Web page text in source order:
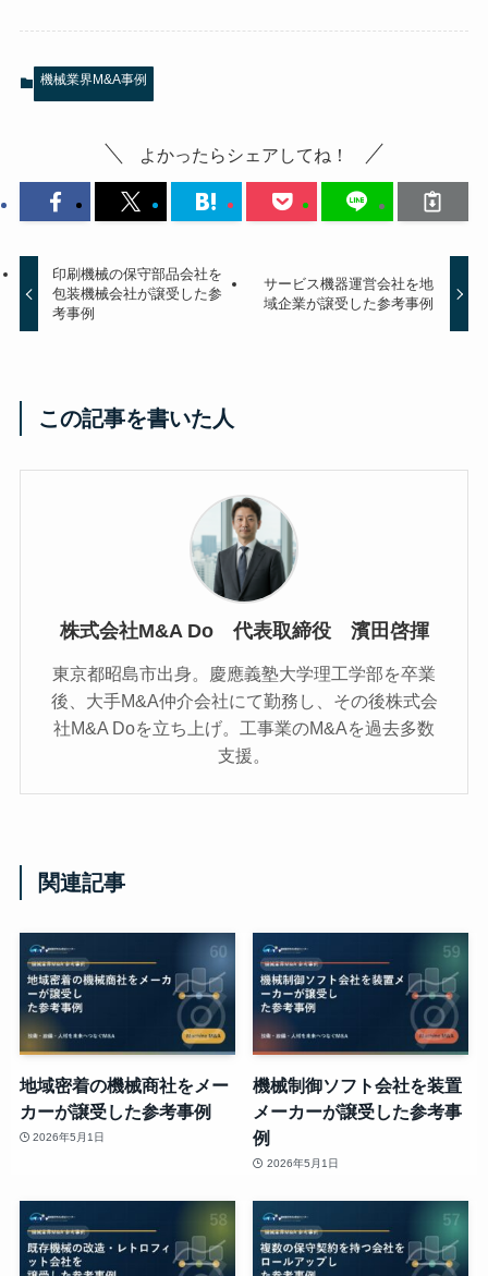
機械業界M&A事例
よかったらシェアしてね！
印刷機械の保守部品会社を
包装機械会社が譲受した参
考事例
サービス機器運営会社を地
域企業が譲受した参考事例
この記事を書いた人
株式会社M&A Do 代表取締役 濱田啓揮
東京都昭島市出身。慶應義塾大学理工学部を卒業
後、大手M&A仲介会社にて勤務し、その後株式会
社M&A Doを立ち上げ。工事業のM&Aを過去多数
支援。
関連記事
地域密着の機械商社をメー
カーが譲受した参考事例
2026年5月1日
機械制御ソフト会社を装置
メーカーが譲受した参考事
例
2026年5月1日